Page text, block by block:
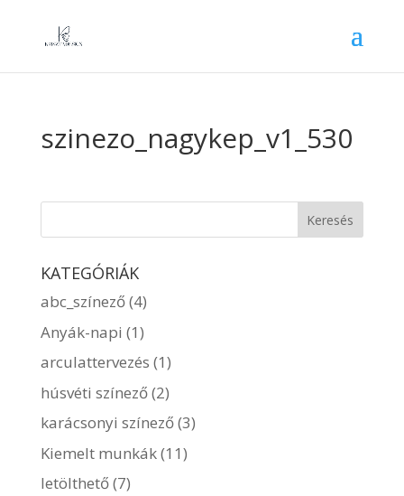
szinezo_nagykep_v1_530
KATEGÓRIÁK
abc_színező(4)
Anyák-napi (1)
arculattervezés (1)
húsvéti színező(2)
karácsonyi színező(3)
Kiemelt munkák(11)
letölthető(7)